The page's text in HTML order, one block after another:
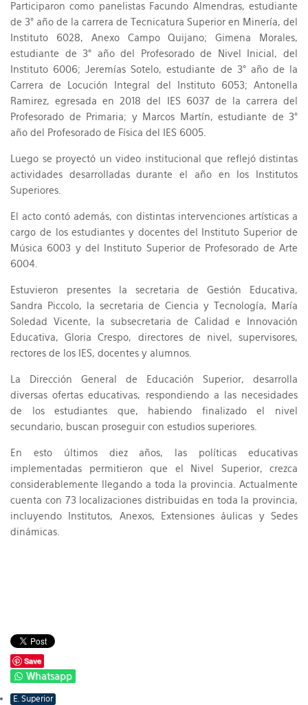
Participaron como panelistas Facundo Almendras, estudiante
de 3° año de la carrera de Tecnicatura Superior en Minería, del
Instituto 6028, Anexo Campo Quijano; Gimena Morales,
estudiante de 3° año del Profesorado de Nivel Inicial, del
Instituto 6006; Jeremías Sotelo, estudiante de 3° año de la
Carrera de Locución Integral del Instituto 6053; Antonella
Ramirez, egresada en 2018 del IES 6037 de la carrera del
Profesorado de Primaria; y Marcos Martín, estudiante de 3°
año del Profesorado de Física del IES 6005.
Luego se proyectó un video institucional que reflejó distintas
actividades desarrolladas durante el año en los Institutos
Superiores.
El acto contó además, con distintas intervenciones artísticas a
cargo de los estudiantes y docentes del Instituto Superior de
Música 6003 y del Instituto Superior de Profesorado de Arte
6004.
Estuvieron presentes la secretaria de Gestión Educativa,
Sandra Piccolo, la secretaria de Ciencia y Tecnología, María
Soledad Vicente, la subsecretaria de Calidad e Innovación
Educativa, Gloria Crespo, directores de nivel, supervisores,
rectores de los IES, docentes y alumnos.
La Dirección General de Educación Superior, desarrolla
diversas ofertas educativas, respondiendo a las necesidades
de los estudiantes que, habiendo finalizado el nivel
secundario, buscan proseguir con estudios superiores.
En esto últimos diez años, las políticas educativas
implementadas permitieron que el Nivel Superior, crezca
considerablemente llegando a toda la provincia. Actualmente
cuenta con 73 localizaciones distribuidas en toda la provincia,
incluyendo Institutos, Anexos, Extensiones áulicas y Sedes
dinámicas.
Save
Whatsapp
E. Superior